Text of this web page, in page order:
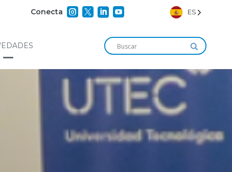
Conecta     ES